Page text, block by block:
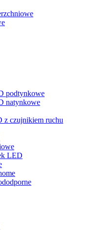
podtynkowe
natynkowe
z czujnikiem ruchu
LED